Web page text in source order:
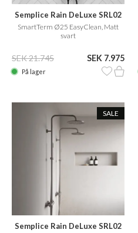
Semplice Rain DeLuxe SRL02
SmartTerm Ø25 EasyClean, Matt
svart
SEK 21.745 SEK 7.975
På lager
SALE
Semplice Rain DeLuxe SRL02